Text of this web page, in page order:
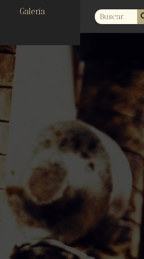
Galería